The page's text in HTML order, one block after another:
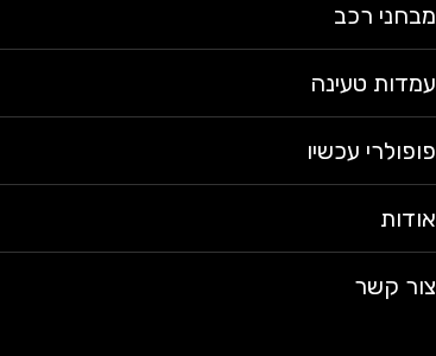
מבחני רכב
עמדות טעינה
פופולרי עכשיו
אודות
צור קשר